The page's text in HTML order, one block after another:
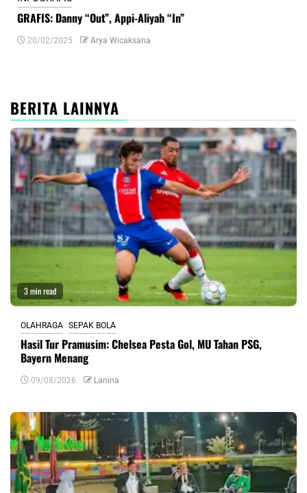
GRAFIS: Danny “Out”, Appi-Aliyah “In”
20/02/2025 Arya Wicaksana
BERITA LAINNYA
3 min read
OLAHRAGA SEPAK BOLA
Hasil Tur Pramusim: Chelsea Pesta Gol, MU Tahan PSG,
Bayern Menang
09/08/2026 Lanina